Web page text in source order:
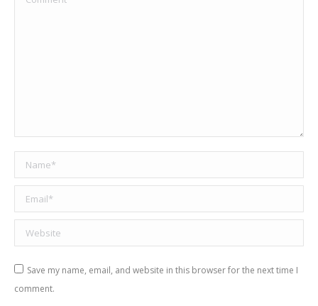
Name *
Email *
Website
Save my name, email, and website in this browser for the next time I
comment.